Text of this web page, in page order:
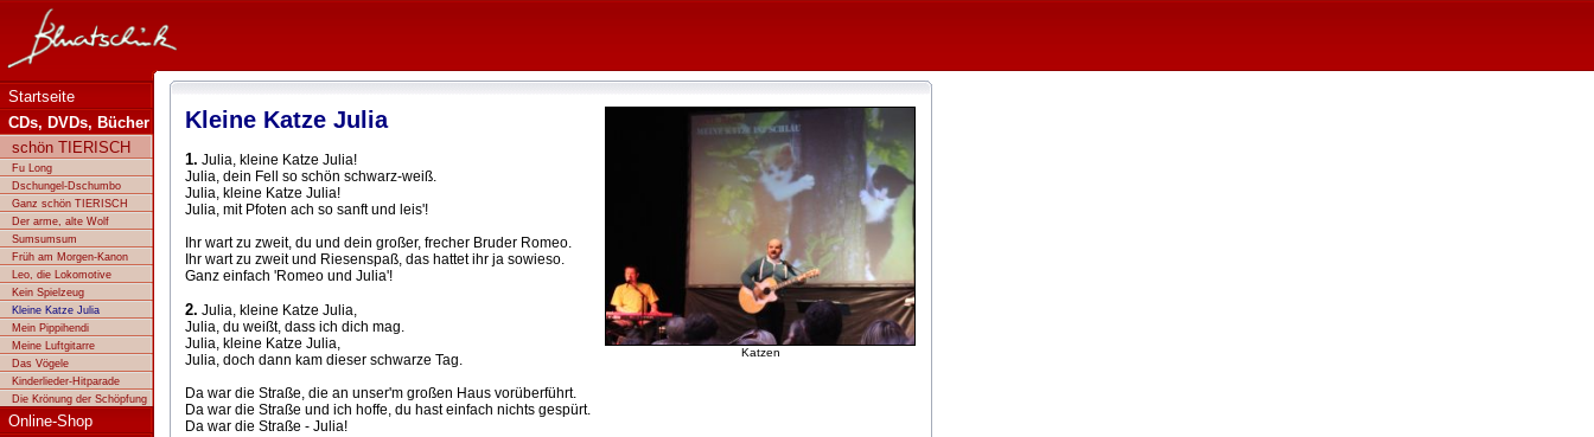
Bluatschink - Kleine Katze Julia
Startseite
CDs, DVDs, Bücher
schön TIERISCH
Fu Long
Dschungel-Dschumbo
Ganz schön TIERISCH
Der arme, alte Wolf
Sumsumsum
Früh am Morgen-Kanon
Leo, die Lokomotive
Kein Spielzeug
Kleine Katze Julia
Mein Pippihendi
Meine Luftgitarre
Das Vögele
Kinderlieder-Hitparade
Die Krönung der Schöpfung
Online-Shop
Katzen
Kleine Katze Julia
1. Julia, kleine Katze Julia!
Julia, dein Fell so schön schwarz-weiß.
Julia, kleine Katze Julia!
Julia, mit Pfoten ach so sanft und leis'!
Ihr wart zu zweit, du und dein großer, frecher Bruder Romeo.
Ihr wart zu zweit und Riesenspaß, das hattet ihr ja sowieso.
Ganz einfach 'Romeo und Julia'!
2. Julia, kleine Katze Julia,
Julia, du weißt, dass ich dich mag.
Julia, kleine Katze Julia,
Julia, doch dann kam dieser schwarze Tag.
Da war die Straße, die an unser'm großen Haus vorüberführt.
Da war die Straße und ich hoffe, du hast einfach nichts gespürt.
Da war die Straße - Julia!